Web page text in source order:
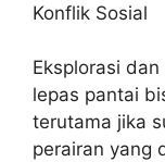
Konflik Sosial
Eksplorasi
lepas pantai
terutama jika
perairan yang